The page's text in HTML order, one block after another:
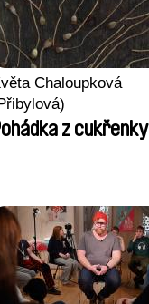
Chaloupková
z cukřenky